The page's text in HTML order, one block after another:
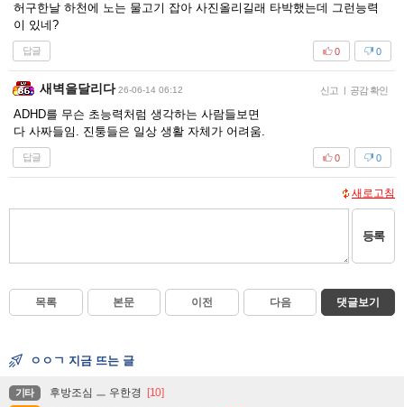
허구한날 하천에 노는 물고기 잡아 사진올리길래 타박했는데 그런능력
이 있네?
답글 0
0
새벽을달리다 26-06-14 06:12 신고 공감 확인
ADHD를 무슨 초능력처럼 생각하는 사람들보면
다 사짜들임. 진퉁들은 일상 생활 자체가 어려움.
답글 0
0
새로고침
등록
목록 본문 이전 다음 댓글보기
ㅇㅇㄱ 지금 뜨는 글
기타 후방조심 ㅡ 우한경 [10]